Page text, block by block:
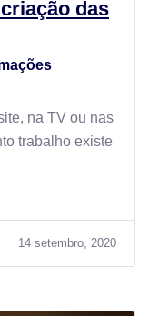
das
na TV ou nas
trabalho existe
14 setembro, 2020